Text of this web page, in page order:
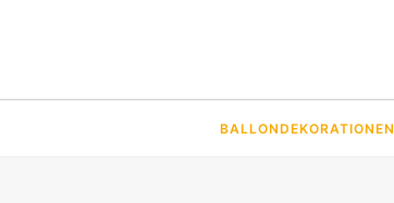
BALLONDEKORATIONEN